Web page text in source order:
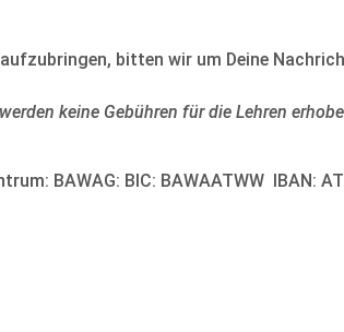
bitten wir um Deine
keine Gebühren für die Lehren
BAWAG: BIC: BAWAATWW IBAN: